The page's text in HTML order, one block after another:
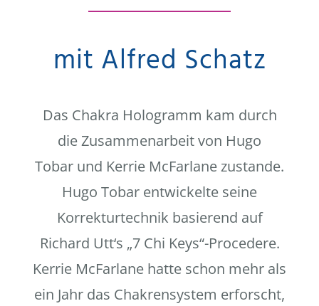
mit Alfred Schatz
Das Chakra Hologramm kam durch
die Zusammenarbeit von Hugo
Tobar und Kerrie McFarlane zustande.
Hugo Tobar entwickelte seine
Korrekturtechnik basierend auf
Richard Utt‘s „7 Chi Keys“-Procedere.
Kerrie McFarlane hatte schon mehr als
ein Jahr das Chakrensystem erforscht,